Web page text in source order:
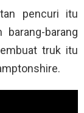
pencuri itu
barang
truk itu